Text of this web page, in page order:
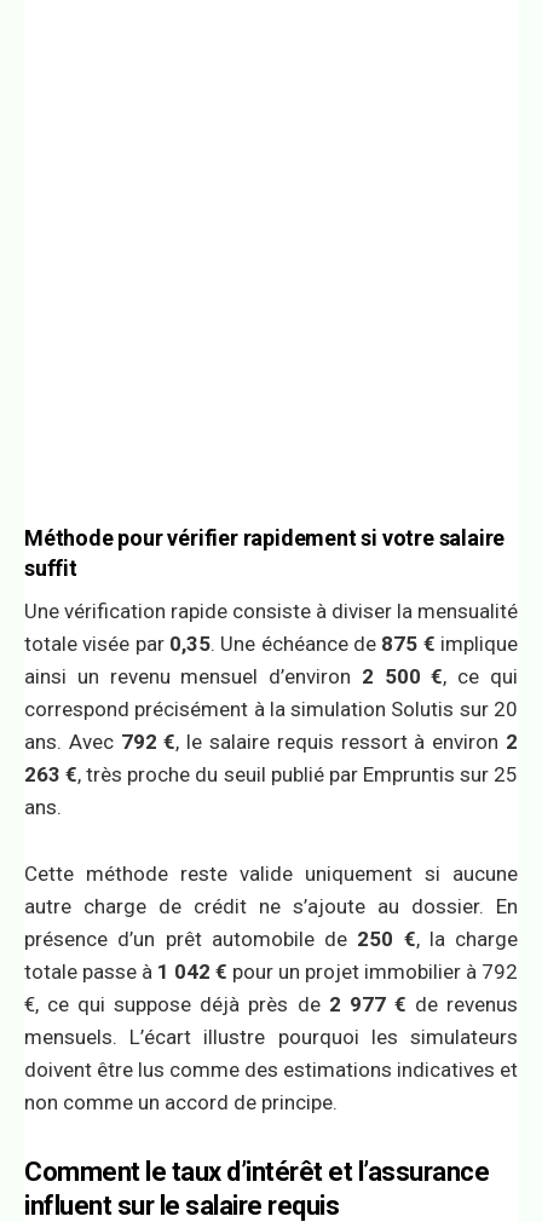
Méthode pour vérifier rapidement si votre salaire
suffit
Une vérification rapide consiste à diviser la mensualité
totale visée par 0,35. Une échéance de 875 € implique
ainsi un revenu mensuel d’environ 2 500 €, ce qui
correspond précisément à la simulation Solutis sur 20
ans. Avec 792 €, le salaire requis ressort à environ 2
263 €, très proche du seuil publié par Empruntis sur 25
ans.
Cette méthode reste valide uniquement si aucune
autre charge de crédit ne s’ajoute au dossier. En
présence d’un prêt automobile de 250 €, la charge
totale passe à 1 042 € pour un projet immobilier à 792
€, ce qui suppose déjà près de 2 977 € de revenus
mensuels. L’écart illustre pourquoi les simulateurs
doivent être lus comme des estimations indicatives et
non comme un accord de principe.
Comment le taux d’intérêt et l’assurance
influent sur le salaire requis